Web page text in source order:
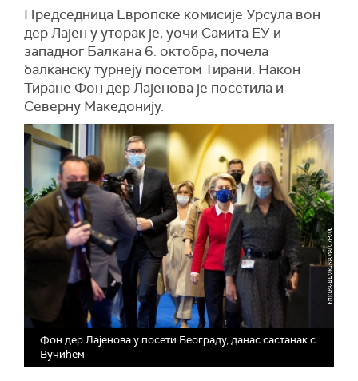
Председница Европске комисије Урсула вон
дер Лајен у уторак је, уочи Самита ЕУ и
западног Балкана 6. октобра, почела
балканску турнеју посетом Тирани. Након
Тиране Фон дер Лајенова је посетила и
Северну Македонију.
Фон дер Лајенова у посети Београду, данас састанак с
Вучићем